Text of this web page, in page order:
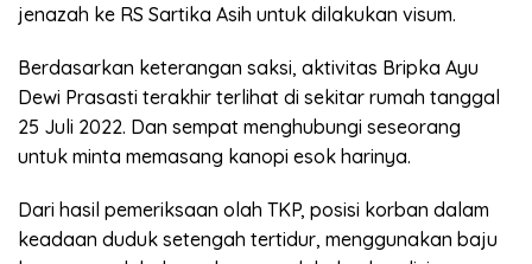
jenazah ke RS Sartika Asih untuk dilakukan visum.
Berdasarkan keterangan saksi, aktivitas Bripka Ayu
Dewi Prasasti terakhir terlihat di sekitar rumah tanggal
25 Juli 2022. Dan sempat menghubungi seseorang
untuk minta memasang kanopi esok harinya.
Dari hasil pemeriksaan olah TKP, posisi korban dalam
keadaan duduk setengah tertidur, menggunakan baju